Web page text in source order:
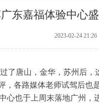
东嘉福体验中心
2023-02-24 21:26
了唐山，金华，苏州后
，各路媒体老师试驾后也
心也于上周末落地广州，